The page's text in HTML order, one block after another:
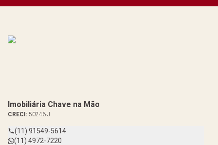
Imobiliária Chave na Mão
CRECI: 50246-J
(11) 91549-5614
(11) 4972-7220